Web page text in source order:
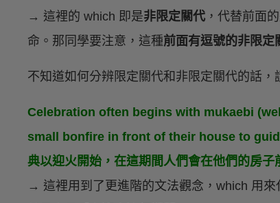
→ 這裡的 which 即是非限定關代 ，代替前面
命。那同學要注意，這種前面有逗號的非限
不知道如何分辨限定關代和非限定關代的話，
Celebration often begins with mukaebi
small bonfire in front of their house to
典以迎火開始，在這期間人們會在他們的房子
→ 這裡用到了更進階的文法觀念，which 用來